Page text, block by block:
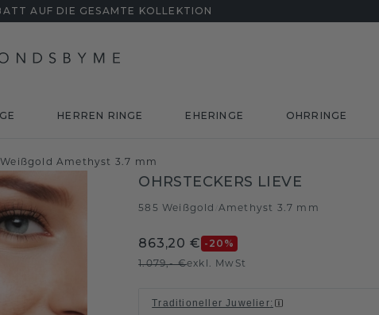
AUF DIE GESAMTE KOLLEKTION
HERREN RINGE EHERINGE OHRRINGE
Amethyst 3.7 mm
OHRSTECKERS LIEVE
585 Weißgold Amethyst 3.7 mm
863,20 € -20 %
1.079,- €exkl. MwSt
Traditioneller Juwelier: